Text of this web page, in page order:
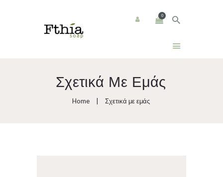
0
Σχετικά Με Εμάς
Home Σχετικά με εμάς
Αρχική
Προϊόντα